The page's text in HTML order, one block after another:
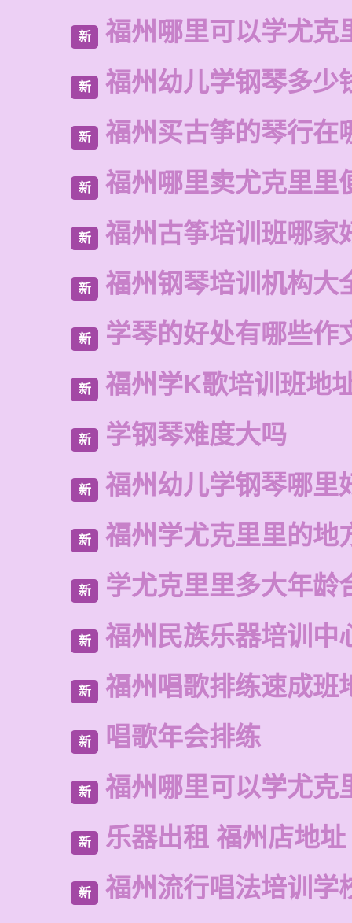
新 福州哪里可以学尤克
新 福州幼儿学钢琴多少
新 福州买古筝的琴行在
新 福州哪里卖尤克里里
新 福州古筝培训班哪家
新 福州钢琴培训机构大
新 学琴的好处有哪些作
新 福州学K歌培训班地
新 学钢琴难度大吗
新 福州幼儿学钢琴哪里
新 福州学尤克里里的地
新 学尤克里里多大年龄
新 福州民族乐器培训中
新 福州唱歌排练速成班
新 唱歌年会排练
新 福州哪里可以学尤克
新 乐器出租 福州店地址
新 福州流行唱法培训学